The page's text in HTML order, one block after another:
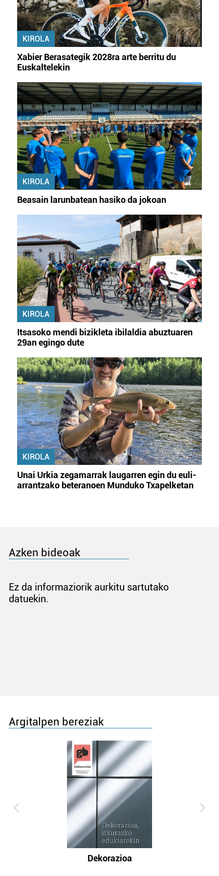
KIROLA
Xabier Berasategik 2028ra arte berritu du
Euskaltelekin
KIROLA
Beasain larunbatean hasiko da jokoan
KIROLA
Itsasoko mendi bizikleta ibilaldia abuztuaren
29an egingo dute
KIROLA
Unai Urkia zegamarrak laugarren egin du euli-
arrantzako beteranoen Munduko Txapelketan
Azken bideoak
Ez da informaziorik aurkitu sartutako
datuekin.
Argitalpen bereziak
Dekorazioa